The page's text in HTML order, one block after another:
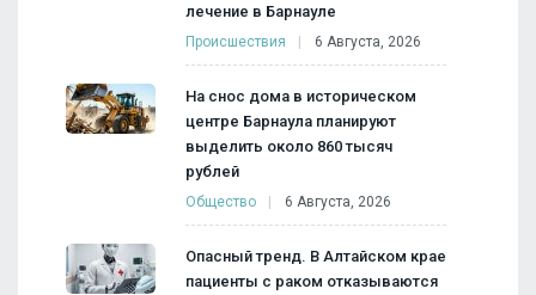
лечение в Барнауле
Происшествия 6 Августа, 2026
На снос дома в историческом
центре Барнаула планируют
выделить около 860 тысяч
рублей
Общество 6 Августа, 2026
Опасный тренд. В Алтайском крае
пациенты с раком отказываются